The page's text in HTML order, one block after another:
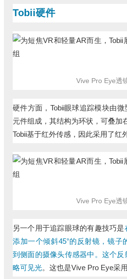
Tobii硬件
Vive Pro Eye透
硬件方面，Tobii眼球追踪模块由
元件组成，其结构为环状，可叠加
Tobii基于红外传感，因此采用了红
Vive Pro Eye透
另一个用于追踪眼球的有趣技巧是
添加一个倾斜45°的反射镜，镜子
到侧面的摄像头传感器中。这个反
略可见光。这也是Vive Pro Eye采